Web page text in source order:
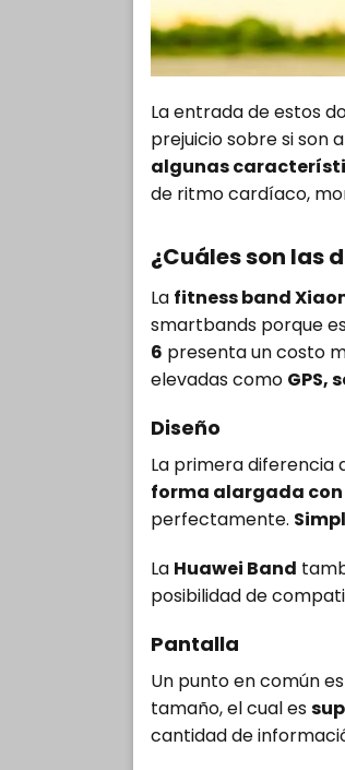
La entrada de estos
prejuicio sobre si son
algunas
de ritmo cardíaco,
¿Cuáles son las
La fitness band
smartbands porque
6 presenta un costo
elevadas como GPS,
Diseño
La primera diferencia
forma alargada
perfectamente.
La Huawei Band
posibilidad de
Pantalla
Un punto en común
tamaño, el cual es
cantidad de